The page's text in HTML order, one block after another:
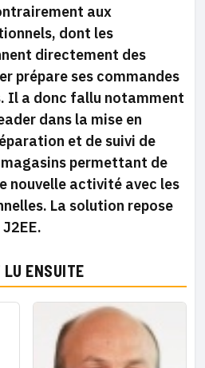
aux
dont les
directement des
prépare ses commandes
Il a donc fallu notamment
dans la mise en
et de suivi de
permettant de
nouvelle activité avec les
La solution repose
LU ENSUITE